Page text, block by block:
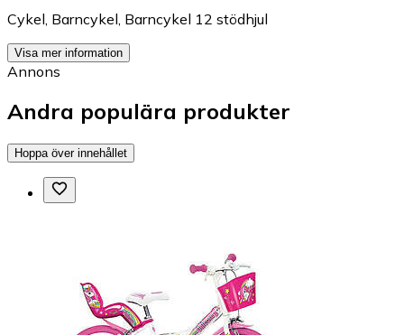
Cykel Barncykel Barncykel 12 stödhjul
Visa mer information
Annons
Andra populära produkter
Hoppa över innehållet